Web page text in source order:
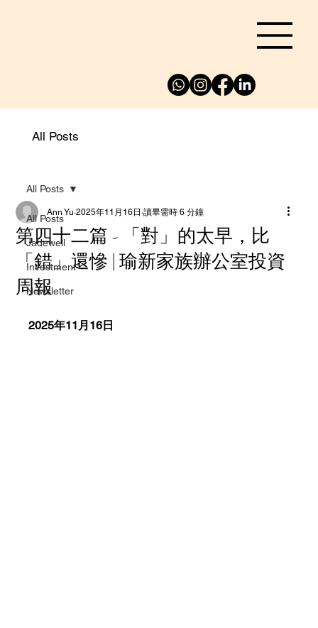
All Posts
All Posts
Jadewell
Investment
Newsletter
All Posts
第四十二篇 - 「對」的太早，比
「錯」還慘 | 瑜新家族辦公室投資
周報
Ann Yu 2025年11月16日 讀畢需時 6 分鐘
2025年11月16日